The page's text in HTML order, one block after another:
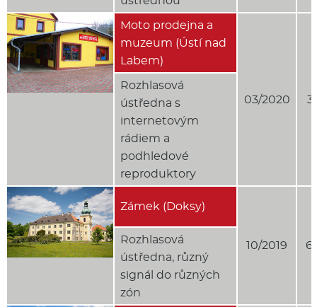
Moto prodejna a
muzeum (Ústí nad
Labem)
03/2020
Rozhlasová
ústředna s
internetovým
rádiem a
podhledové
reproduktory
Zámek (Doksy)
10/2019
Rozhlasová
ústředna, různý
signál do různých
zón